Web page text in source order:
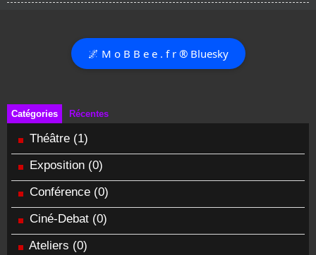
🌌 M o B B e e . f r ® Bluesky
Catégories Récentes
Théâtre (1)
Exposition (0)
Conférence (0)
Ciné-Debat (0)
Ateliers (0)